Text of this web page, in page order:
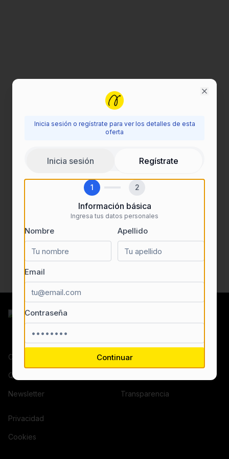
Inicia sesión para ver esta oferta
detalles de las ofertas de empleo.
Contacto
Quiénes somos
Newsletter
¿Eres una empresa?
Transparencia
Privacidad
Cookies
Inicia sesión o regístrate para ver los detalles de esta
oferta
Inicia sesión Regístrate
1 2
Información básica
Ingresa tus datos personales
Nombre Apellido
Email
Contraseña
Continuar